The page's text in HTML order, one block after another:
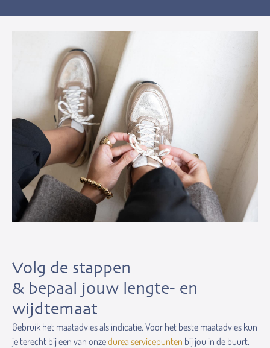
Volg de stappen
& bepaal jouw lengte- en
wijdtemaat
Gebruik het maatadvies als indicatie. Voor het beste maatadvies kun
je terecht bij een van onzedurea servicepunten bij jou in de buurt.